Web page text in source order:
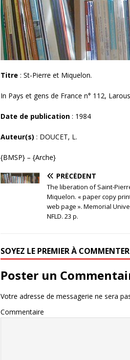
Titre : St-Pierre et Miquelon.
In Pays et gens de France n° 112,
Date de publication : 1984
Auteur(s) : DOUCET, L.
{BMSP} – {Arche}
PRÉCÉDENT
The liberation of Saint-
Miquelon. « paper copy
web page ». Memorial
NFLD. 23 p.
SOYEZ LE PREMIER À COMMENTER
Poster un
Votre adresse de messagerie ne sera
Commentaire